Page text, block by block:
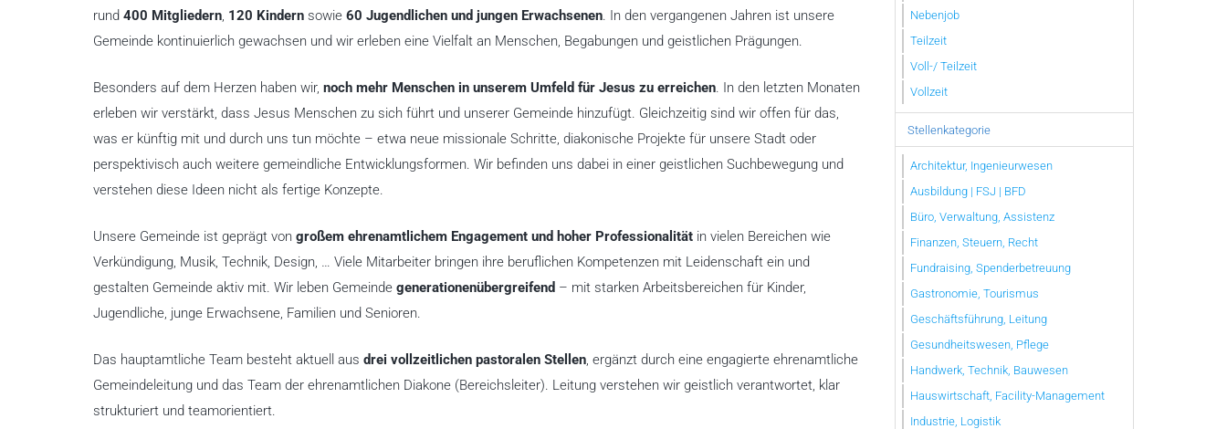
rund 400 Mitgliedern, 120 Kindern sowie 60 Jugendlichen und jungen Erwachsenen. In den vergangenen Jahren ist unsere
Gemeinde kontinuierlich gewachsen und wir erleben eine Vielfalt an Menschen, Begabungen und geistlichen Prägungen.
Besonders auf dem Herzen haben wir, noch mehr Menschen in unserem Umfeld für Jesus zu erreichen. In den letzten Monaten
erleben wir verstärkt, dass Jesus Menschen zu sich führt und unserer Gemeinde hinzufügt. Gleichzeitig sind wir offen für das,
was er künftig mit und durch uns tun möchte – etwa neue missionale Schritte, diakonische Projekte für unsere Stadt oder
perspektivisch auch weitere gemeindliche Entwicklungsformen. Wir befinden uns dabei in einer geistlichen Suchbewegung und
verstehen diese Ideen nicht als fertige Konzepte.
Unsere Gemeinde ist geprägt von großem ehrenamtlichem Engagement und hoher Professionalität in vielen Bereichen wie
Verkündigung, Musik, Technik, Design, … Viele Mitarbeiter bringen ihre beruflichen Kompetenzen mit Leidenschaft ein und
gestalten Gemeinde aktiv mit. Wir leben Gemeinde generationenübergreifend – mit starken Arbeitsbereichen für Kinder,
Jugendliche, junge Erwachsene, Familien und Senioren.
Das hauptamtliche Team besteht aktuell aus drei vollzeitlichen pastoralen Stellen, ergänzt durch eine engagierte ehrenamtliche
Gemeindeleitung und das Team der ehrenamtlichen Diakone (Bereichsleiter). Leitung verstehen wir geistlich verantwortet, klar
strukturiert und teamorientiert.
Nebenjob
Teilzeit
Voll-/ Teilzeit
Vollzeit
Stellenkategorie
Architektur, Ingenieurwesen
Ausbildung | FSJ | BFD
Büro, Verwaltung, Assistenz
Finanzen, Steuern, Recht
Fundraising, Spenderbetreuung
Gastronomie, Tourismus
Geschäftsführung, Leitung
Gesundheitswesen, Pflege
Handwerk, Technik, Bauwesen
Hauswirtschaft, Facility-Management
Industrie, Logistik